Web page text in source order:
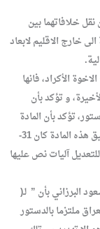
نقل خلافاتهما بين
خارج الاقليم لابعاد
الأكراد، فانها
و تؤكد بأن
تؤكد بأن المادة
140 انتهت. فقد نص الدستور على ان اقصى فترة لتطبيق هذه المادة كان 31-
للتعديل آليات نص عليها
البرزاني بأن ” لـ(
ملتزما بالدستور